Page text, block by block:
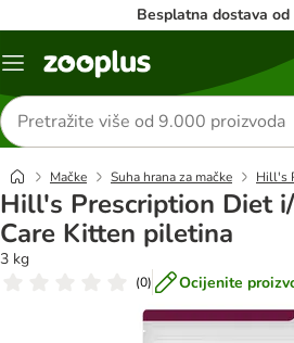
Besplatna dostava od
Izbornik
Traži
proizvode
Mačke Suha hrana za mačke Hill's
Hill's Prescription Diet
Care Kitten piletina
3 kg
(0) Ocijenite